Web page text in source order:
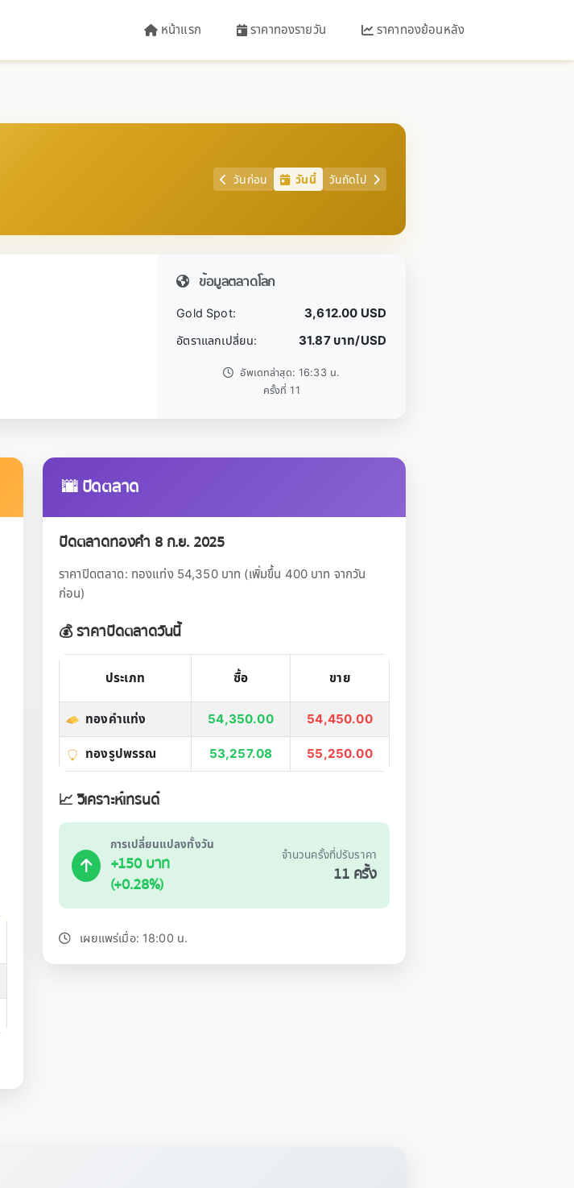
หน้าแรก ราคาทองรายวัน ราคาทองย้อนหลัง
วันก่อน วันนี้ วันถัดไป
ข้อมูลตลาดโลก
Gold Spot: 3,612.00 USD
อัตราแลกเปลี่ยน: 31.87 บาท/USD
อัพเดทล่าสุด: 16:33 น.
ครั้งที่ 11
🌆 ปิดตลาด
ปิดตลาดทองคำ 8 ก.ย. 2025
ราคาปิดตลาด: ทองแท่ง 54,350 บาท (เพิ่มขึ้น 400 บาท จากวัน
ก่อน)
💰 ราคาปิดตลาดวันนี้
ประเภท ซื้อ ขาย
ทองคำแท่ง 54,350.00 54,450.00
ทองรูปพรรณ 53,257.08 55,250.00
📈 วิเคราะห์เทรนด์
การเปลี่ยนแปลงทั้งวัน
+150 บาท
(+0.28%)
จำนวนครั้งที่ปรับราคา
11 ครั้ง
เผยแพร่เมื่อ: 18:00 น.